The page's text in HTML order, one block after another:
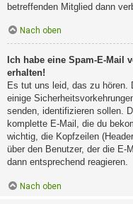
betreffenden Mitglied dann
Nach oben
Ich habe eine Spam-E-Mail
erhalten!
Es tut uns leid, das zu hören.
einige
senden, identifizieren sollen.
komplette E-Mail, die du
wichtig, die Kopfzeilen
über den Benutzer, der die E-
dann entsprechend reagieren.
Nach oben